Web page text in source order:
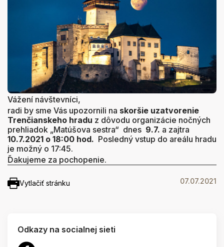
Vážení návštevníci,
radi by sme Vás upozornili na skoršie uzatvorenie
Trenčianskeho hradu z dôvodu organizácie nočných
prehliadok „Matúšova sestra“ dnes 9.7. a zajtra
10.7.2021 o 18:00 hod. Posledný vstup do areálu hradu
je možný o 17:45.
Ďakujeme za pochopenie.
Vytlačiť stránku 07.07.2021
Odkazy na socialnej sieti